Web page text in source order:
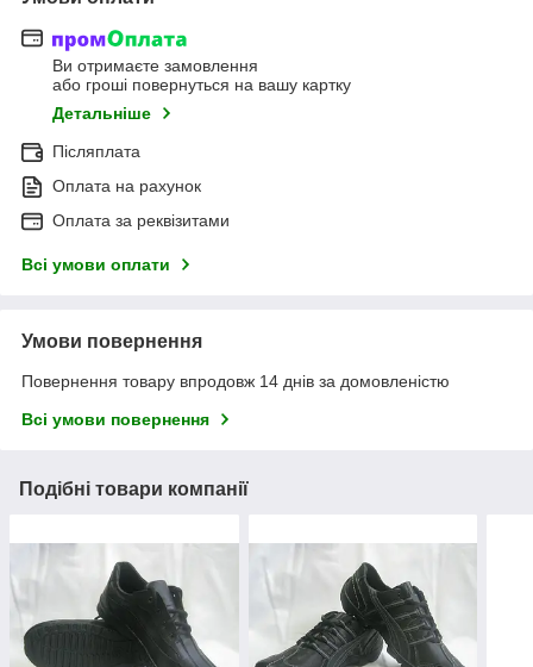
Ви отримаєте замовлення
або гроші повернуться на вашу картку
Детальніше
Післяплата
Оплата на рахунок
Оплата за реквізитами
Всі умови оплати
Умови повернення
Повернення товару впродовж 14 днів за домовленістю
Всі умови повернення
Подібні товари компанії